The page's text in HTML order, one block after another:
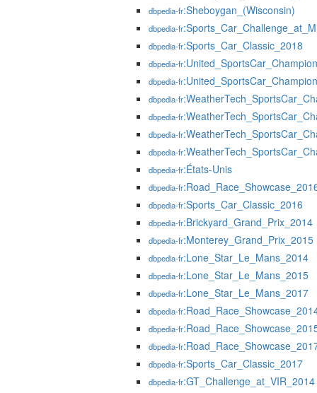
dbpedia-fr:Sheboygan_(Wisconsin)
dbpedia-fr
dbpedia-fr:Sports_Car_Classic_2018
dbpedia-fr
dbpedia-fr
dbpedia-fr
dbpedia-fr
dbpedia-fr
dbpedia-fr
dbpedia-fr:États-Unis
dbpedia-fr
dbpedia-fr:Sports_Car_Classic_2016
dbpedia-fr:Brickyard_Grand_Prix_2014
dbpedia-fr:Monterey_Grand_Prix_2015
dbpedia-fr:Lone_Star_Le_Mans_2014
dbpedia-fr:Lone_Star_Le_Mans_2015
dbpedia-fr:Lone_Star_Le_Mans_2017
dbpedia-fr
dbpedia-fr
dbpedia-fr
dbpedia-fr:Sports_Car_Classic_2017
dbpedia-fr:GT_Challenge_at_VIR_2014